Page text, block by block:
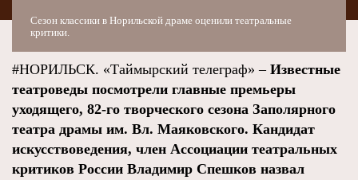
Сезон классики в Норильской драме оценили театральные
критики.
#НОРИЛЬСК. «Таймырский телеграф» – Известные
театроведы посмотрели главные премьеры
уходящего, 82-го творческого сезона Заполярного
театра драмы им. Вл. Маяковского. Кандидат
искусствоведения, член Ассоциации театральных
критиков России Владимир Спешков назвал